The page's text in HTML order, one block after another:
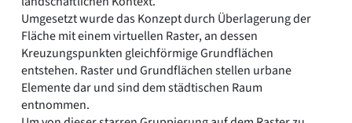
Umgesetzt wurde das Konzept durch Überlagerung der
Fläche mit einem virtuellen Raster, an dessen
Kreuzungspunkten gleichförmige Grundflächen
entstehen. Raster und Grundflächen stellen urbane
Elemente dar und sind dem städtischen Raum
entnommen.